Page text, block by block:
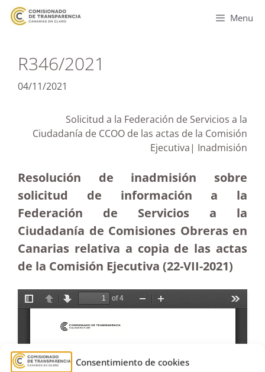
Consentimiento de cookies
Menu
R346/2021
04/11/2021
Solicitud a la Federación de Servicios a la
Ciudadanía de CCOO de las actas de la Comisión
Ejecutiva| Inadmisión
Resolución de inadmisión sobre
solicitud de información a la
Federación de Servicios a la
Ciudadanía de Comisiones Obreras en
Canarias relativa a copia de las actas
de la Comisión Ejecutiva (22-VII-2021)